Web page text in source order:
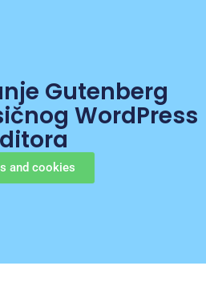
Gutenberg
WordPress
and cookies